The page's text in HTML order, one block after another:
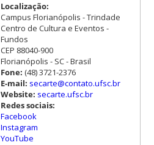
Localização:
Campus Florianópolis - Trindade
Centro de Cultura e Eventos -
Fundos
CEP 88040-900
Florianópolis - SC - Brasil
Fone: (48) 3721-2376
E-mail: secarte@contato.ufsc.br
Website: secarte.ufsc.br
Redes sociais:
Facebook
Instagram
YouTube